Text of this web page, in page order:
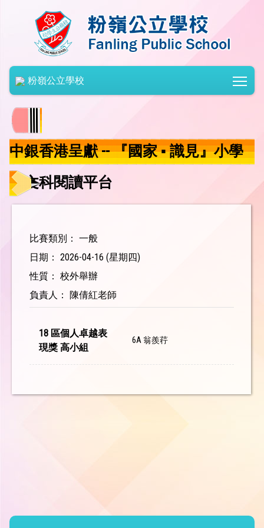
粉嶺公立學校
中銀香港呈獻 -- 『國家 ▪ 識見』小學
人文科閱讀平台
比賽類別： 一般
日期： 2026-04-16 (星期四)
性質： 校外舉辦
負責人： 陳倩紅老師
18 區個人卓越表
現獎 高小組
6A 翁羨荇